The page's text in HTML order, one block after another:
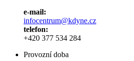
e-mail:
infocentrum@kdyne.cz
telefon:
+420 377 534 284
Provozní doba